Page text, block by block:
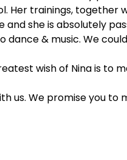
Her trainings, together
she is absolutely
& music. We
wish of Nina is to
us. We promise you